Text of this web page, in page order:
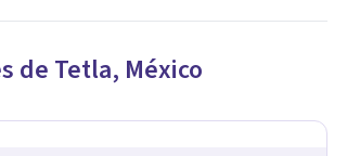
de Tetla, México